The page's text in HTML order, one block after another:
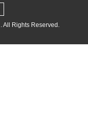
. All Rights Reserved.